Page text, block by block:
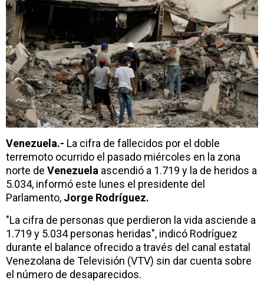
Venezuela.- La cifra de fallecidos por el doble
terremoto ocurrido el pasado miércoles en la zona
norte de Venezuela ascendió a 1.719 y la de heridos a
5.034, informó este lunes el presidente del
Parlamento, Jorge Rodríguez.
"La cifra de personas que perdieron la vida asciende a
1.719 y 5.034 personas heridas", indicó Rodríguez
durante el balance ofrecido a través del canal estatal
Venezolana de Televisión (VTV) sin dar cuenta sobre
el número de desaparecidos.